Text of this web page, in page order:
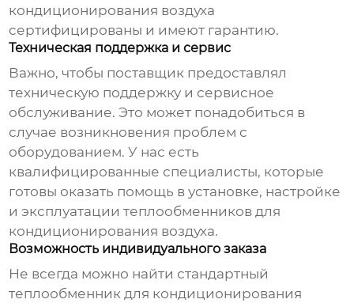
кондиционирования воздуха
сертифицированы и имеют гарантию.
Техническая поддержка и сервис
Важно, чтобы поставщик предоставлял
техническую поддержку и сервисное
обслуживание. Это может понадобиться в
случае возникновения проблем с
оборудованием. У нас есть
квалифицированные специалисты, которые
готовы оказать помощь в установке, настройке
и эксплуатациитеплообменников для
кондиционирования воздуха.
Возможность индивидуального заказа
Не всегда можно найти стандартный
теплообменник для кондиционирования